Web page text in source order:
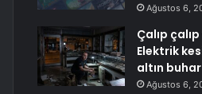
Ağustos 6,
Çalıp
Elektrik
altın
Ağustos 6,